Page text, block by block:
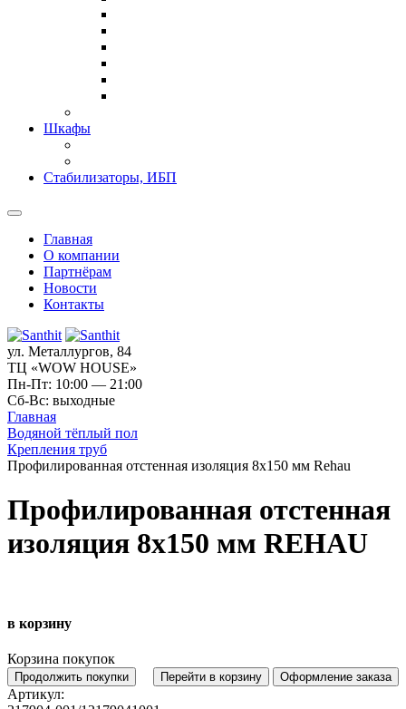
Шкафы
Стабилизаторы, ИБП
Главная
О компании
Партнёрам
Новости
Контакты
ул. Металлургов, 84
ТЦ «WOW HOUSE»
Пн-Пт: 10:00 — 21:00
Сб-Вс: выходные
Главная
Водяной тёплый пол
Крепления труб
Профилированная отстенная изоляция 8x150 мм Rehau
Профилированная отстенная
изоляция 8x150 мм REHAU
в корзину
Корзина покупок
Продолжить покупки Перейти в корзину Оформление заказа
Артикул: